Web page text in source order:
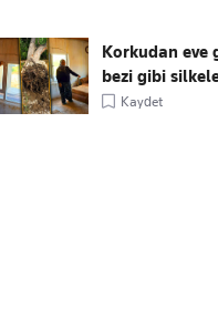
Korkudan eve
bezi gibi
Kaydet